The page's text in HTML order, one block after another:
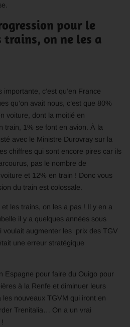
pour le
on ne les a
importante, c’est qu’en France
qu’on avait nous, c’est que 80%
voiture, dont la moitié en
train, 1% se font en avion. À la
avec le Ministre Durovray sur la
chiffres qui sont encore pires car ils
pas le nombre de
et 12% en train ! Donc vous
du train est colossale.
les trains, on les a pas ! Il y en a
il y a quelques années sous
voulait augmenter les prix des TGV
une erreur stratégique
Espagne pour faire du Ouigo pour
à la Renfe et diminuer leurs
les nouveaux TGVM qui iront en
Trenitalia… On a un vrai